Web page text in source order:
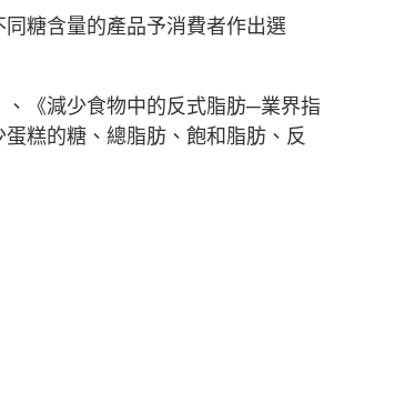
糖含量的產品予消費者作出選
《減少食物中的反式脂肪─業界指
糕的糖、總脂肪、飽和脂肪、反